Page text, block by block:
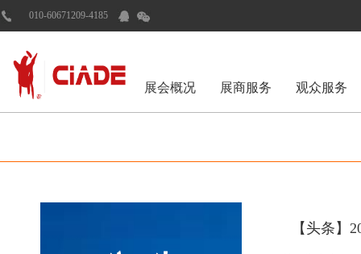
010-60671209-4185
展会概况 展商服务 观众服务
【头条】